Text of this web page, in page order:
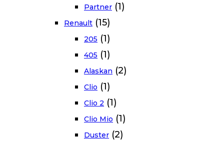
Partner (1)
Renault (15)
205 (1)
405 (1)
Alaskan (2)
Clio (1)
Clio 2 (1)
Clio Mio (1)
Duster (2)